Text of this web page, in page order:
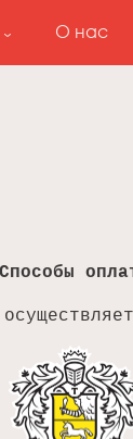
О нас
Способы